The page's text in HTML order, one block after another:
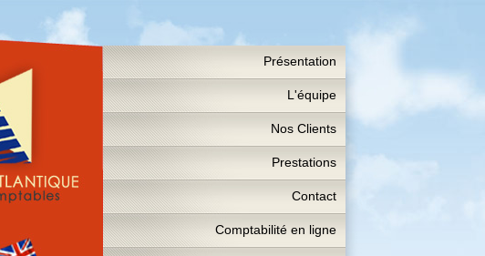
Présentation
L'équipe
Nos Clients
Prestations
Contact
Comptabilité en ligne